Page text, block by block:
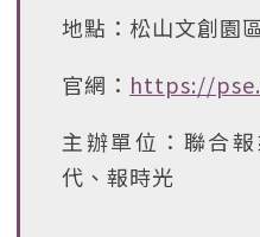
地點：松山文創園
官網： https://
主辦單位：聯合
代、報時光